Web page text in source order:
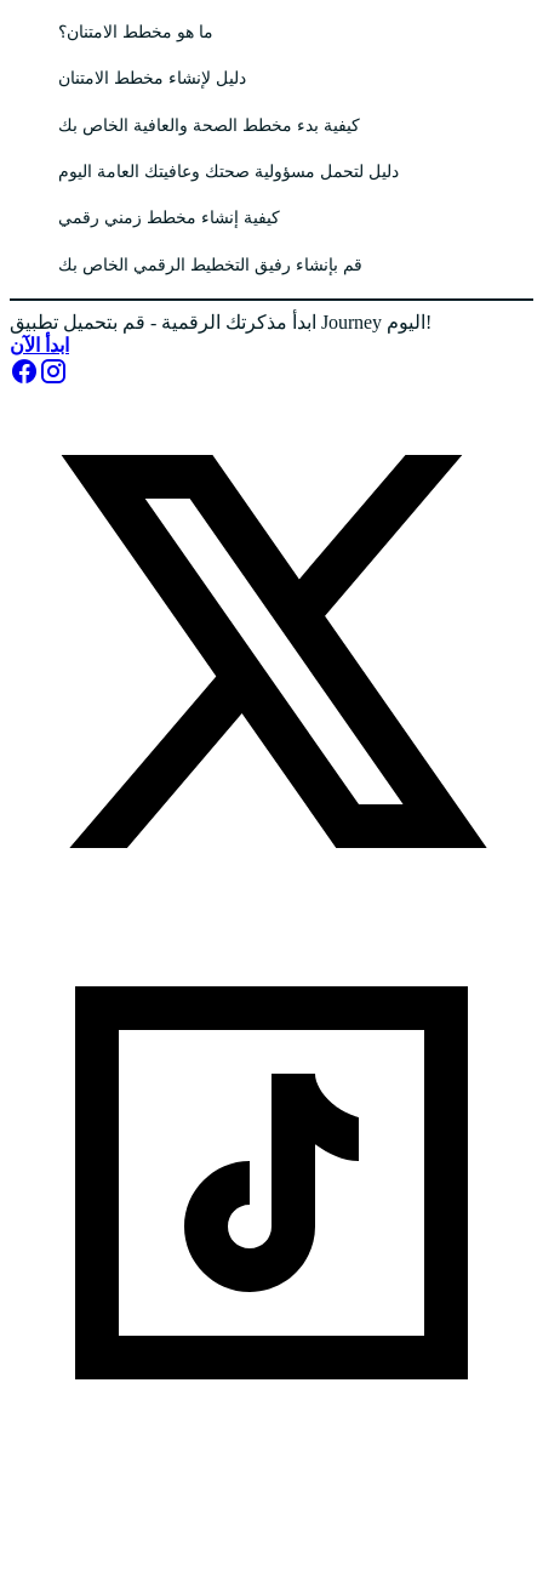
ما هو مخطط الامتنان؟
دليل لإنشاء مخطط الامتنان
كيفية بدء مخطط الصحة والعافية الخاص بك
دليل لتحمل مسؤولية صحتك وعافيتك العامة اليوم
كيفية إنشاء مخطط زمني رقمي
قم بإنشاء رفيق التخطيط الرقمي الخاص بك
ابدأ مذكرتك الرقمية - قم بتحميل تطبيق Journey اليوم!
ابدأ الآن